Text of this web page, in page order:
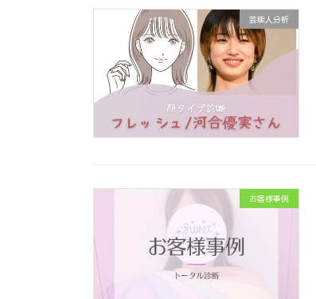
芸能人分析
お客様事例